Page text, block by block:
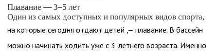
Плавание — 3–5 лет
Один из самых доступных и популярных видов спорта,
на которые сегодня отдают детей ,— плавание. В бассейн
можно начинать ходить уже с 3-летнего возраста. Именно